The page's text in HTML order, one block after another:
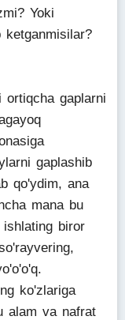
Yoki
gaplarni
gaplashib
qo'ydim, ana
mana bu
biror
ko'zlariga
alam va nafrat